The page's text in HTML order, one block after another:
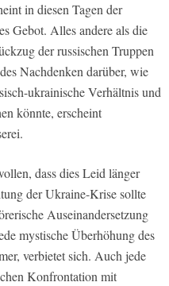
in diesen Tagen der
Gebot. Alles andere als die
der russischen Truppen
Nachdenken darüber, wie
ukrainische Verhältnis und
könnte, erscheint
dass dies Leid länger
der Ukraine-Krise sollte
Auseinandersetzung
mystische Überhöhung des
verbietet sich. Auch jede
Konfrontation mit